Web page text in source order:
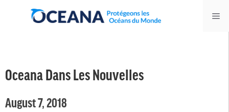
Oceana Dans Les Nouvelles
August 7, 2018